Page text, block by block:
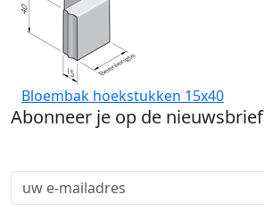
Bloembak hoekstukken 15x40
Abonneer je op de nieuwsbrief